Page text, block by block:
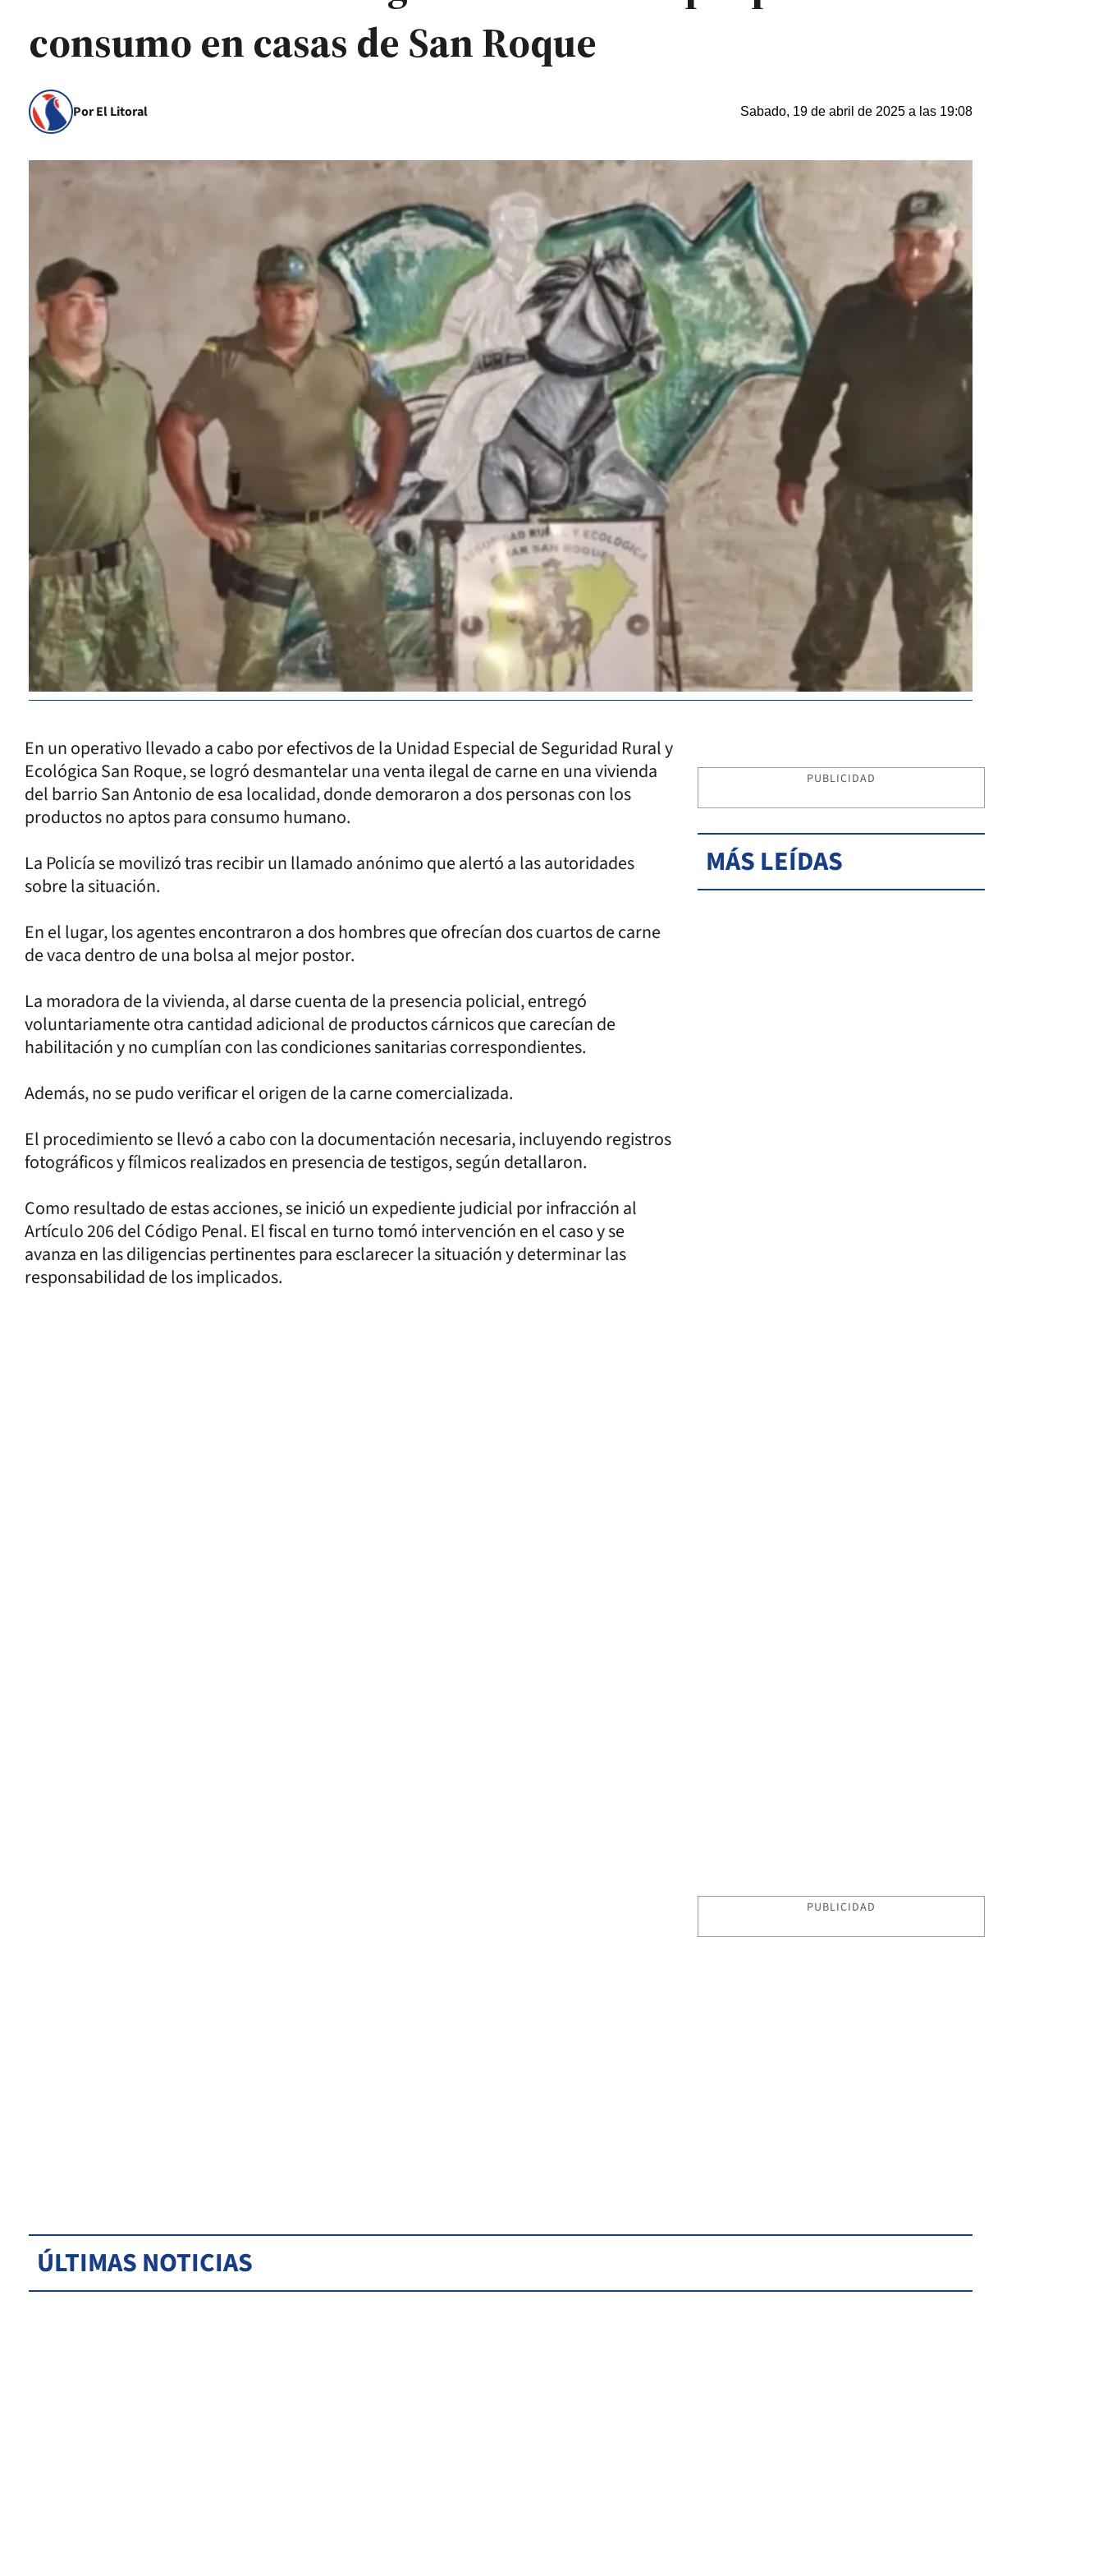
consumo en casas de San Roque
Por El Litoral Sabado, 19 de abril de 2025 a las 19:08
En un operativo llevado a cabo por efectivos de la Unidad Especial de Seguridad Rural y
Ecológica San Roque, se logró desmantelar una venta ilegal de carne en una vivienda
del barrio San Antonio de esa localidad, donde demoraron a dos personas con los
productos no aptos para consumo humano.
La Policía se movilizó tras recibir un llamado anónimo que alertó a las autoridades
sobre la situación.
En el lugar, los agentes encontraron a dos hombres que ofrecían dos cuartos de carne
de vaca dentro de una bolsa al mejor postor.
La moradora de la vivienda, al darse cuenta de la presencia policial, entregó
voluntariamente otra cantidad adicional de productos cárnicos que carecían de
habilitación y no cumplían con las condiciones sanitarias correspondientes.
Además, no se pudo verificar el origen de la carne comercializada.
El procedimiento se llevó a cabo con la documentación necesaria, incluyendo registros
fotográficos y fílmicos realizados en presencia de testigos, según detallaron.
Como resultado de estas acciones, se inició un expediente judicial por infracción al
Artículo 206 del Código Penal. El fiscal en turno tomó intervención en el caso y se
avanza en las diligencias pertinentes para esclarecer la situación y determinar las
responsabilidad de los implicados.
PUBLICIDAD
MÁS LEÍDAS
PUBLICIDAD
ÚLTIMAS NOTICIAS